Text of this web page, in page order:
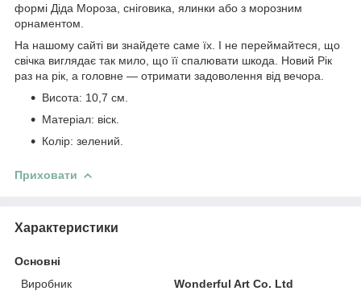
формі Діда Мороза, сніговика, ялинки або з морозним
орнаментом.
На нашому сайті ви знайдете саме їх. І не переймайтеся, що
свічка виглядає так мило, що її спалювати шкода. Новий Рік
раз на рік, а головне — отримати задоволення від вечора.
Висота: 10,7 см.
Матеріал: віск.
Колір: зелений.
Приховати
Характеристики
Основні
Виробник
Wonderful Art Co. Ltd